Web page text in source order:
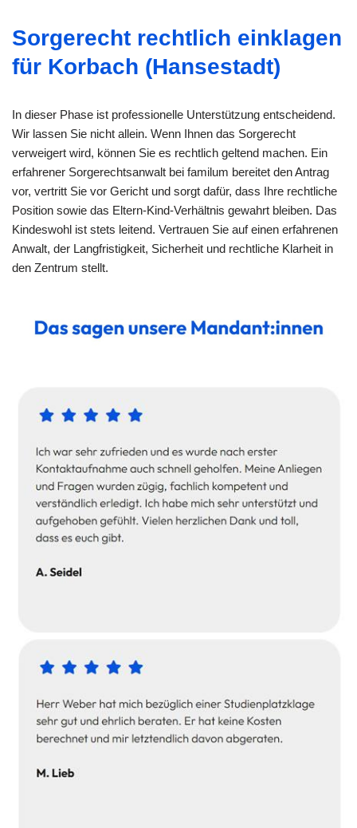
Sorgerecht rechtlich einklagen
für Korbach (Hansestadt)
In dieser Phase ist professionelle Unterstützung entscheidend.
Wir lassen Sie nicht allein. Wenn Ihnen das Sorgerecht
verweigert wird, können Sie es rechtlich geltend machen. Ein
erfahrener Sorgerechtsanwalt bei familum bereitet den Antrag
vor, vertritt Sie vor Gericht und sorgt dafür, dass Ihre rechtliche
Position sowie das Eltern-Kind-Verhältnis gewahrt bleiben. Das
Kindeswohl ist stets leitend. Vertrauen Sie auf einen erfahrenen
Anwalt, der Langfristigkeit, Sicherheit und rechtliche Klarheit in
den Zentrum stellt.